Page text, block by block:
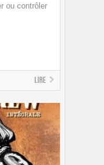
ou contrôler
Lire